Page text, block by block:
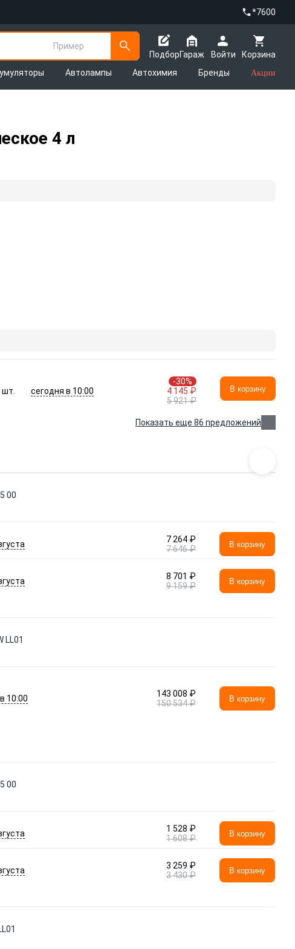
*7600
Пример
Подбор
Корзина
Гараж
Войти
Автолампы Автохимия Бренды Акции
4 л
шт. сегодня в 10:00
-30%
4 145 ₽
5 921 ₽
В корзину
Показать еще 86 предложений
00
7 264 ₽
7 646 ₽
В корзину
8 701 ₽
9 159 ₽
В корзину
LL01
10:00
143 008 ₽
150 534 ₽
В корзину
00
1 528 ₽
1 608 ₽
В корзину
3 259 ₽
3 430 ₽
В корзину